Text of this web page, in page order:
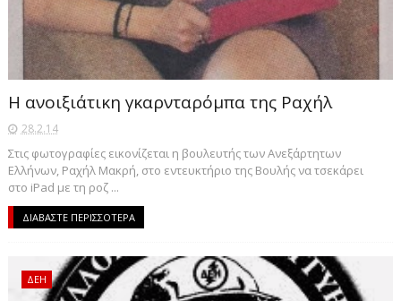
Η ανοιξιάτικη γκαρνταρόμπα της Ραχήλ
28.2.14
Στις φωτογραφίες εικονίζεται η βουλευτής των Ανεξάρτητων
Ελλήνων, Ραχήλ Μακρή, στο εντευκτήριο της Βουλής να τσεκάρει
στο iPad με τη ροζ ...
ΔΙΑΒΑΣΤΕ ΠΕΡΙΣΣΟΤΕΡΑ
ΔΕΗ